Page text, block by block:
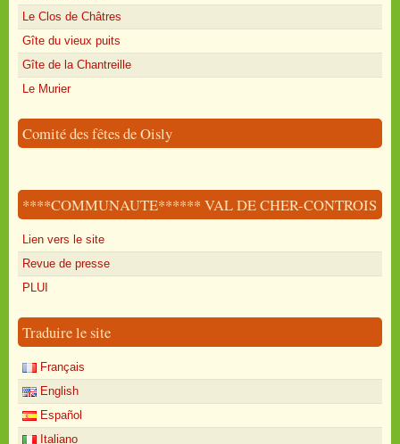
Le Clos de Châtres
Gîte du vieux puits
Gîte de la Chantreille
Le Murier
Comité des fêtes de Oisly
****COMMUNAUTE****** VAL DE CHER-CONTROIS
Lien vers le site
Revue de presse
PLUI
Traduire le site
Français
English
Español
Italiano